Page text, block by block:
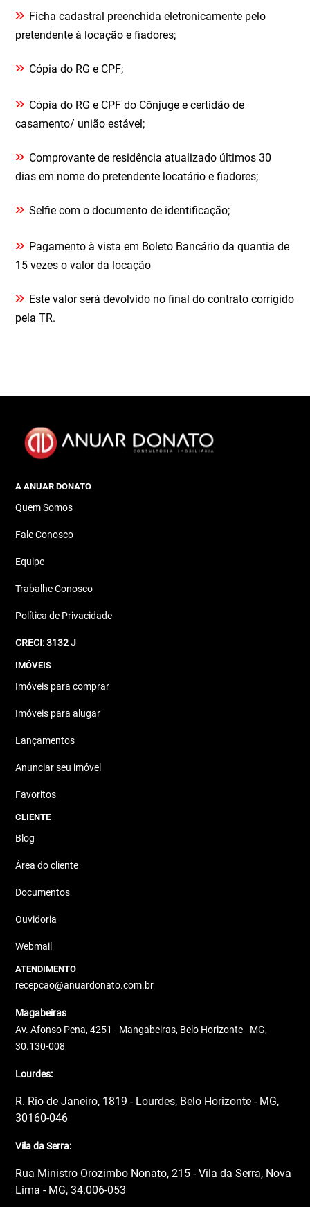
» Ficha cadastral preenchida eletronicamente pelo
pretendente à locação e fiadores;
» Cópia do RG e CPF;
» Cópia do RG e CPF do Cônjuge e certidão de
casamento/ união estável;
» Comprovante de residência atualizado últimos 30
dias em nome do pretendente locatário e fiadores;
» Selfie com o documento de identificação;
» Pagamento à vista em Boleto Bancário da quantia de
15 vezes o valor da locação
» Este valor será devolvido no final do contrato corrigido
pela TR.
A ANUAR DONATO
Quem Somos
Fale Conosco
Equipe
Trabalhe Conosco
Política de Privacidade
CRECI: 3132 J
IMÓVEIS
Imóveis para comprar
Imóveis para alugar
Lançamentos
Anunciar seu imóvel
Favoritos
CLIENTE
Blog
Área do cliente
Documentos
Ouvidoria
Webmail
ATENDIMENTO
recepcao@anuardonato.com.br
Magabeiras
Av. Afonso Pena, 4251 - Mangabeiras, Belo Horizonte - MG,
30.130-008
Lourdes:
R. Rio de Janeiro, 1819 - Lourdes, Belo Horizonte - MG,
30160-046
Vila da Serra:
Rua Ministro Orozimbo Nonato, 215 - Vila da Serra, Nova
Lima - MG, 34.006-053